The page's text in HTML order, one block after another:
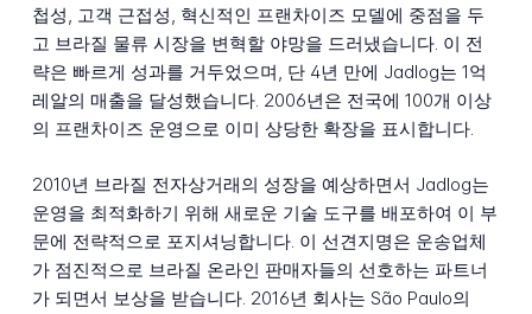
첩성, 고객 근접성, 혁신적인 프랜차이즈 모델에 중점을 두
고 브라질 물류 시장을 변혁할 야망을 드러냈습니다. 이 전
략은 빠르게 성과를 거두었으며, 단 4년 만에 Jadlog는 1억
레알의 매출을 달성했습니다. 2006년은 전국에 100개 이상
의 프랜차이즈 운영으로 이미 상당한 확장을 표시합니다.
2010년 브라질 전자상거래의 성장을 예상하면서 Jadlog는
운영을 최적화하기 위해 새로운 기술 도구를 배포하여 이 부
문에 전략적으로 포지셔닝합니다. 이 선견지명은 운송업체
가 점진적으로 브라질 온라인 판매자들의 선호하는 파트너
가 되면서 보상을 받습니다. 2016년 회사는 São Paulo의